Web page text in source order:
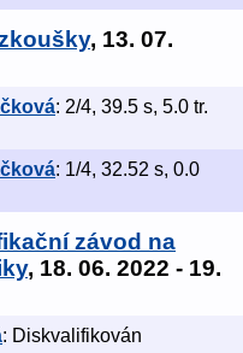
, 13. 07.
: 2/4, 39.5 s, 5.0 tr.
: 1/4, 32.52 s, 0.0
závod na
, 18. 06. 2022 - 19.
: Diskvalifikován